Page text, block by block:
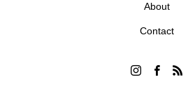
About
Contact